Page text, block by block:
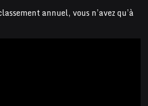
annuel, vous n’avez qu’à